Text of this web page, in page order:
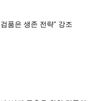
품은 생존 전략” 강조